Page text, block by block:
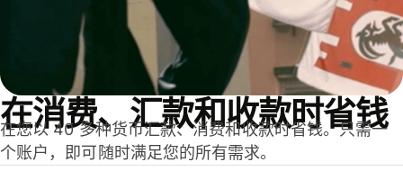
在消费、汇款和收款时省钱
在您以 40 多种货币汇款、消费和收款时省钱。只需一
个账户，即可随时满足您的所有需求。